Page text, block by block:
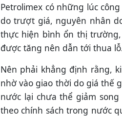
Petrolimex có những lúc
do trượt giá, nguyên nhân
thực hiện bình ổn thị
được tăng nên dẫn tới thua
Nên phải khẳng định rằng,
nhờ vào giao thời do giá thế
nước lại chưa thể giảm
theo chính sách trong nước